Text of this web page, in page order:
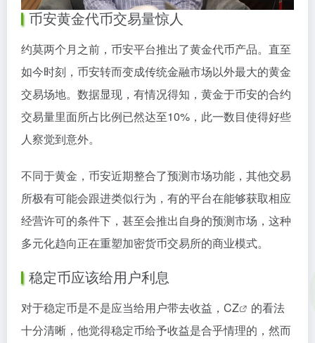
币安黄金代币交易量惊人
约莫两个月之前，币安平台推出了黄金代币产品。直至
如今时刻，币安转而变成传统金融市场以外最大的黄金
交易场地。数据显现，有情况得知，黄金于币安的合约
交易量里面所占比例已然达至10%，此一数目使得好些
人察觉到意外。
不同于黄金，币安近期整合了预测市场功能，其他交易
所极有可能会跟进类似行为，有的平台在能够获取相应
经营许可的条件下，甚至会推出自身的预测市场，这种
多元化趋向正在重塑加密货币交易所的商业模式。
稳定币应该给用户利息
对于稳定币是不是应当给用户带去收益， CZ
的看法
十分清晰，他觉得稳定币给予收益是合乎情理的，然而